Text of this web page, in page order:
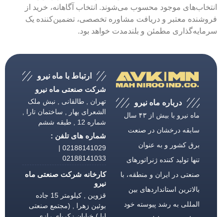
انتخاب‌های موجود محسوب می‌شوند. انتخاب آگاهانه، خرید از
فروشنده معتبر و دریافت مشاوره تخصصی، تضمین‌کننده یک
سرمایه‌گذاری مطمئن و بلندمدت خواهد بود.
درباره ماه نیرو
ماه نیرو با بیش از ۴۳ سال
سابقه درخشان در صنعت
برق كشور و به عنوان
تنها تولید كننده ژنراتورهای
صنعتی در ایران و منطقه، با
بالاترین استانداردهای بین
المللی به رشد پیوسته خود
ارتباط با ماه نیرو
شرکت صنعتی ماه نیرو
تهران , طالقانی , نبش ملک
الشعرای بهار , ساختمان تارا ,
شماره 12 , طبقه ششم
شماره های تلفن :
02188141029 |
02188141033
کارخانه شرکت صنعتی ماه
نیرو
قزوین , کیلومتر 15 جاده
بوئین زهرا , (مجتمع صنعتی